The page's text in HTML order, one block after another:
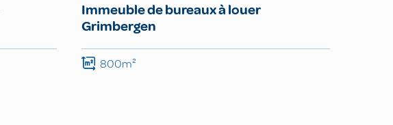
Immeuble de bureaux à louer
Grimbergen
800m²